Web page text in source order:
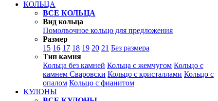
КОЛЬЦА
ВСЕ КОЛЬЦА
Вид кольца
Помолвочное кольцо для предложения
Размер
15 16 17 18 19 20 21 Без размера
Тип камня
Кольца без камней Кольца с жемчугом Кольцо с
камнем Сваровски Кольцо с кристаллами Кольцо с
опалом Кольцо с фианитом
КУЛОНЫ